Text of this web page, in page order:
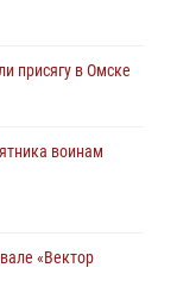
присягу в Омске
воинам
«Вектор